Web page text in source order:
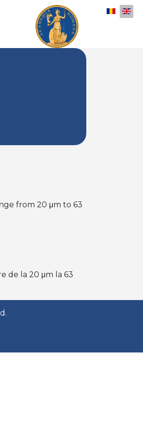
from 20 μm to 63
de la 20 μm la 63
Select